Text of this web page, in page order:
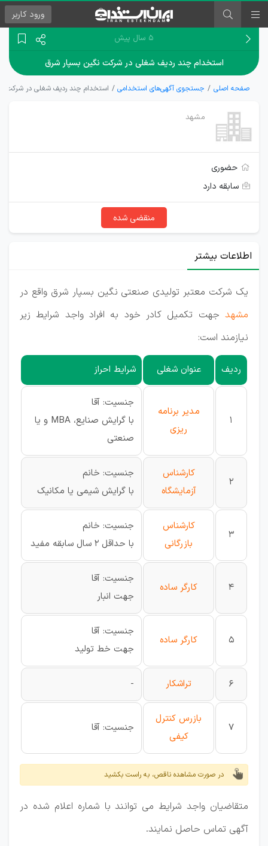
ورود کاربر
۵ سال پیش
استخدام چند ردیف شغلی در شرکت نگین بسپار شرق
صفحه اصلی جستجوی آگهی‌های استخدامی استخدام چند ردیف شغلی در شرکت
مشهد
حضوری
سابقه دارد
منقضی شده
اطلاعات بیشتر
یک شرکت معتبر تولیدی صنعتی نگین بسپار شرق واقع در
مشهد جهت تکمیل کادر خود به افراد واجد شرایط زیر
نیازمند است:
ردیف عنوان شغلی شرایط احراز
1
مدیر برنامه
ریزی
جنسیت: آقا
با گرایش صنایع، MBA و یا
صنعتی
2
کارشناس
آزمایشگاه
جنسیت: خانم
با گرایش شیمی یا مکانیک
3
کارشناس
بازرگانی
جنسیت: خانم
با حداقل 2 سال سابقه مفید
4 کارگر ساده
جنسیت: آقا
جهت انبار
5 کارگر ساده
جنسیت: آقا
جهت خط تولید
6 تراشکار -
7
بازرس کنترل
کیفی
جنسیت: آقا
در صورت مشاهده ناقص، به راست بکشید
متقاضیان واجد شرایط می توانند با شماره اعلام شده در
آگهی تماس حاصل نمایند.